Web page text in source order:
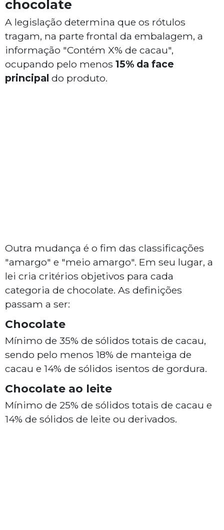
chocolate
A legislação determina que os rótulos
tragam, na parte frontal da embalagem, a
informação "Contém X% de cacau",
ocupando pelo menos 15% da face
principal do produto.
Outra mudança é o fim das classificações
"amargo" e "meio amargo". Em seu lugar, a
lei cria critérios objetivos para cada
categoria de chocolate. As definições
passam a ser:
Chocolate
Mínimo de 35% de sólidos totais de cacau,
sendo pelo menos 18% de manteiga de
cacau e 14% de sólidos isentos de gordura.
Chocolate ao leite
Mínimo de 25% de sólidos totais de cacau e
14% de sólidos de leite ou derivados.